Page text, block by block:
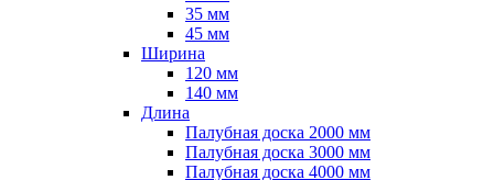
35 мм
45 мм
Ширина
120 мм
140 мм
Длина
Палубная доска 2000 мм
Палубная доска 3000 мм
Палубная доска 4000 мм